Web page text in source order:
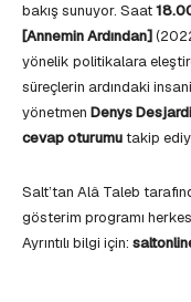
bakış sunuyor. Saat
[Annemin Ardından]
yönelik politikalara
süreçlerin ardındaki
yönetmen Denys
cevap oturumutakip
Salt’tan Alâ Taleb
gösterim programı
Ayrıntılı bilgi için: